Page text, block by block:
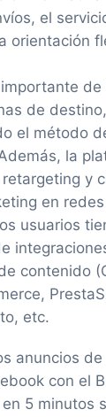
el
orientación
de
de
el método
la
y
en
usuarios
contenido
etc.
anuncios
con el
5 minutos